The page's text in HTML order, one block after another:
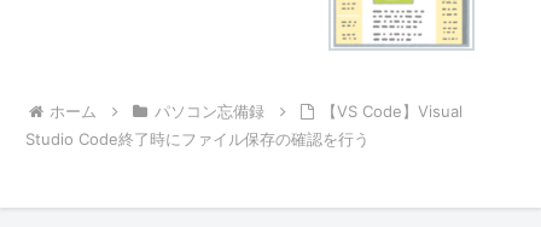
ホーム パソコン忘備録
【VS Code】Visual
Studio Code終了時にファイル保存の確認を行う